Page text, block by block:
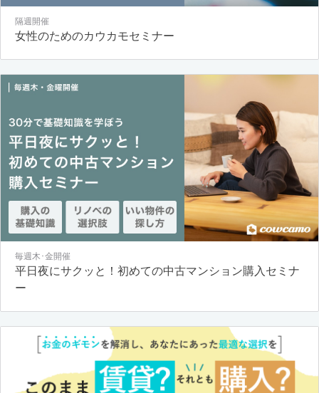
隔週開催
女性のためのカウカモセミナー
毎週木･金開催
平日夜にサクッと！初めての中古マンション購入セミナ
ー